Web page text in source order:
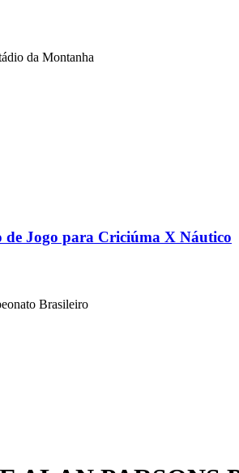
da Montanha
Jogo para Criciúma X Náutico
Brasileiro